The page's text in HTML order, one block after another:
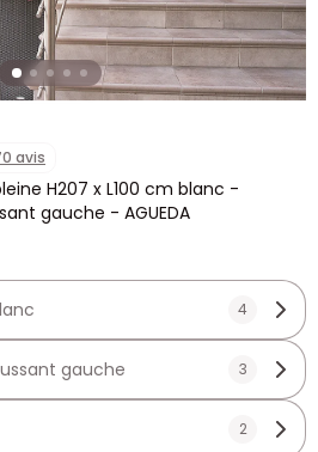
avis
H207 x L100 cm blanc -
gauche - AGUEDA
4
gauche 3
2